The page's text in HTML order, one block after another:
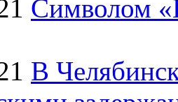
Символом
В